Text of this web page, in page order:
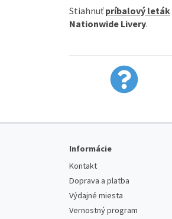
Stiahnuť príbalový leták
Nationwide Livery.
Informácie
Kontakt
Doprava a platba
Výdajné miesta
Vernostný program